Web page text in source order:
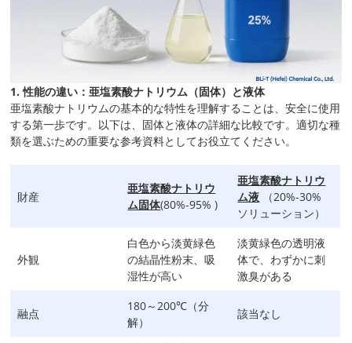
1. 性能の違い：亜塩素酸ナトリウム（固体）と液体
亜塩素酸ナトリウムの基本的な特性を理解することは、安全に使用
する第一歩です。以下は、固体と液体の詳細な比較です。適切な種
類を選ぶための重要な参考資料としてお役立てください。
財産
亜塩素酸ナトリウ
ム固体(80%-95% )
亜塩素酸ナトリウ
ム液 （20%-30%
ソリューション）
外観
白色から淡黄緑色
の結晶性粉末、吸
湿性が高い
淡黄緑色の透明液
体で、わずかに刺
激臭がある
融点
180～200℃（分
解）
該当なし